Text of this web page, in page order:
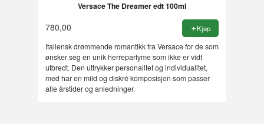
Versace The Dreamer edt 100ml
780,00 Kjøp
Italiensk drømmende romantikk fra Versace for de som
ønsker seg en unik herreparfyme som ikke er vidt
utbredt. Den uttrykker personalitet og individualitet,
med har en mild og diskré komposisjon som passer
alle årstider og anledninger.